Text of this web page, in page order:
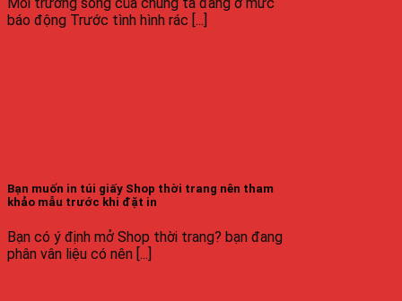
Môi trường sống của chúng ta đang ở mức
báo động Trước tình hình rác [...]
Bạn muốn in túi giấy Shop thời trang nên tham
khảo mẫu trước khi đặt in
Bạn có ý định mở Shop thời trang? bạn đang
phân vân liệu có nên [...]